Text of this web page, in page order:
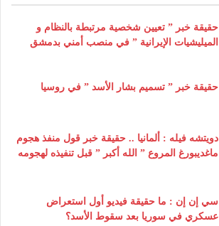
حقيقة خبر ” تعيين شخصية مرتبطة بالنظام و
الميليشيات الإيرانية ” في منصب أمني بدمشق
حقيقة خبر ” تسميم بشار الأسد ” في روسيا
دويتشه فيله : ألمانيا .. حقيقة خبر قول منفذ هجوم
ماغديبورغ المروع ” الله أكبر ” قبل تنفيذه لهجومه
سي إن إن : ما حقيقة فيديو أول استعراض
عسكري في سوريا بعد سقوط الأسد؟